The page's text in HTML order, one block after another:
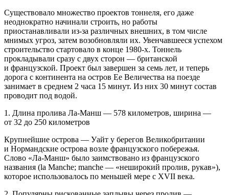
Существовало множество проектов тоннеля, его даже
неоднократно начинали строить, но работы
приостанавливали из-за различных внешних, в том числе
мнимых угроз, затем возобновляли их. Увенчавшееся успехом
строительство стартовало в конце 1980-х. Тоннель
прокладывали сразу с двух сторон — британской
и французской. Проект был завершен за семь лет, и теперь
дорога с континента на остров Ее Величества на поезде
занимает в среднем 2 часа 15 минут. Из них 30 минут состав
проводит под водой.
1. Длина пролива Ла-Манш — 578 километров, ширина —
от 32 до 250 километров
Крупнейшие острова — Уайт у берегов Великобритании
и Нормандские острова возле французского побережья.
Слово «Ла-Манш» было заимствовано из французского
названия (la Manche; manche — «неширокий пролив, рукав»),
которое использовалось по меньшей мере с XVII века.